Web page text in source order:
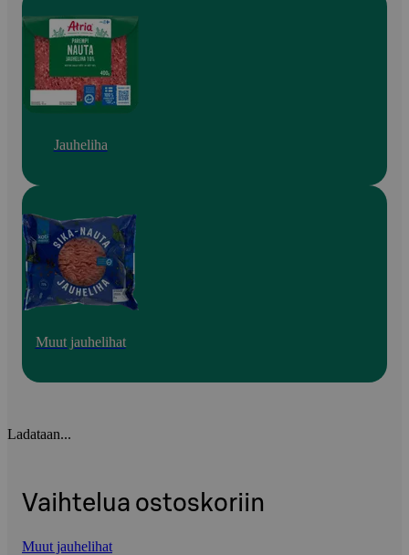
Jauheliha
Muut jauhelihat
Ladataan...
Vaihtelua ostoskoriin
Muut jauhelihat